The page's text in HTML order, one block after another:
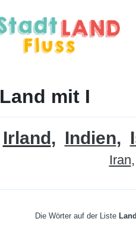
Land mit I
Irland Indien
Iran
Die Wörter auf der Liste